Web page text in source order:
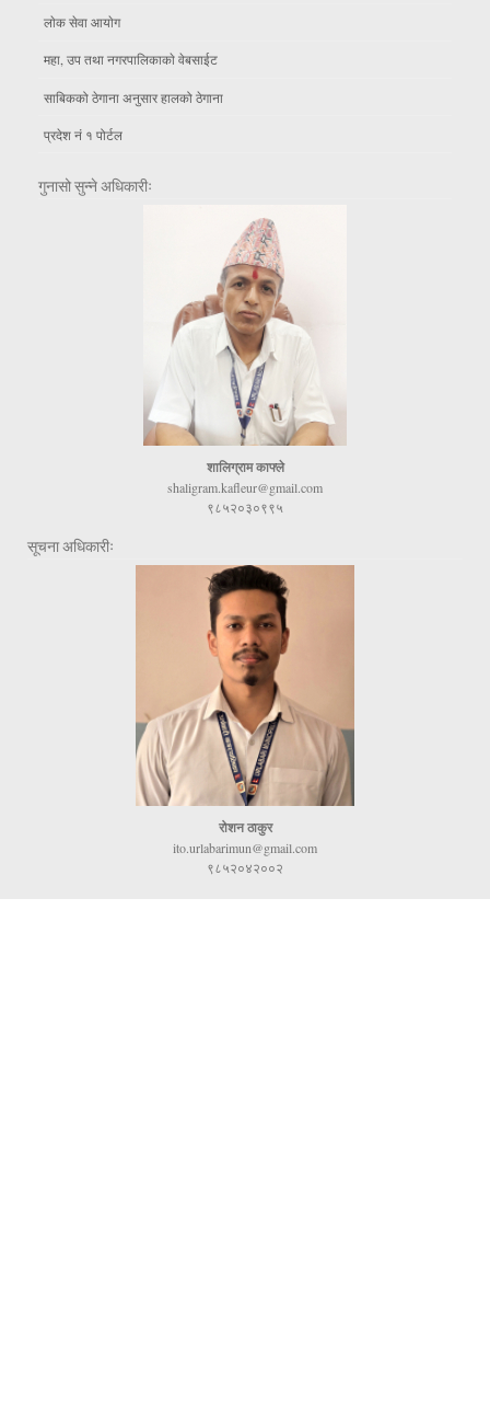
लाेक सेवा आयाेग
महा, उप तथा नगरपालिकाकाे वेबसाईट
साबिकको ठेगाना अनुसार हालको ठेगाना
प्रदेश नं १ पोर्टल
गुनासो सुन्ने अधिकारीः
शालिग्राम काफ्ले
shaligram.kafleur@gmail.com
९८५२०३०९९५
सूचना अधिकारीः
रोशन ठाकुर
ito.urlabarimun@gmail.com
९८५२०४२००२